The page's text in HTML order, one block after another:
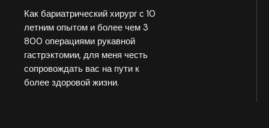
Как бариатрический хирург с 10
летним опытом и более чем 3
800 операциями рукавной
гастрэктомии, для меня честь
сопровождать вас на пути к
более здоровой жизни.